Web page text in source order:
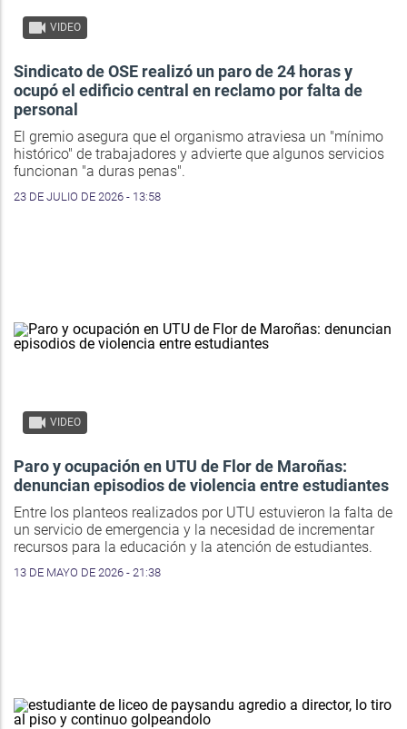
VIDEO
Sindicato de OSE realizó un paro de 24 horas y
ocupó el edificio central en reclamo por falta de
personal
El gremio asegura que el organismo atraviesa un "mínimo
histórico" de trabajadores y advierte que algunos servicios
funcionan "a duras penas".
23 DE JULIO DE 2026 - 13:58
VIDEO
Paro y ocupación en UTU de Flor de Maroñas:
denuncian episodios de violencia entre estudiantes
Entre los planteos realizados por UTU estuvieron la falta de
un servicio de emergencia y la necesidad de incrementar
recursos para la educación y la atención de estudiantes.
13 DE MAYO DE 2026 - 21:38